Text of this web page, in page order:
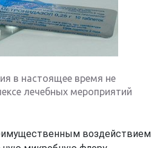
в настоящее время не
лечебных мероприятий
воздействием